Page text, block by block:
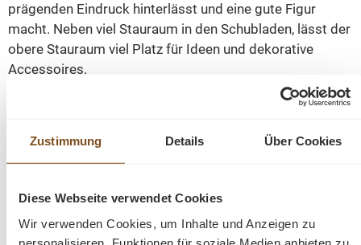
Zustimmung Details Über Cookies
Diese Webseite verwendet Cookies
Wir verwenden Cookies, um Inhalte und Anzeigen zu
prägenden Eindruck hinterlässt und eine gute Figur
macht. Neben viel Stauraum in den Schubladen, lässt der
obere Stauraum viel Platz für Ideen und dekorative
Accessoires.
Tiefe: 38 cm.
zerlegbar
Massivholz